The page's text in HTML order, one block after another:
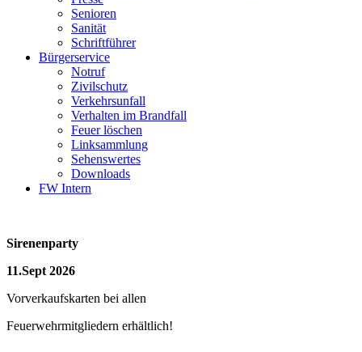
Senioren
Sanität
Schriftführer
Bürgerservice
Notruf
Zivilschutz
Verkehrsunfall
Verhalten im Brandfall
Feuer löschen
Linksammlung
Sehenswertes
Downloads
FW Intern
Sirenenparty
11.Sept 2026
Vorverkaufskarten bei allen
Feuerwehrmitgliedern erhältlich!